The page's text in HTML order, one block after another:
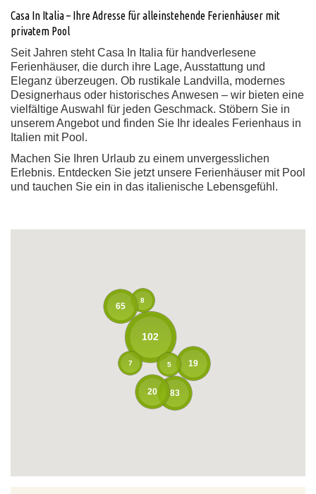
Casa In Italia – Ihre Adresse für alleinstehende Ferienhäuser mit
privatem Pool
Seit Jahren steht Casa In Italia für handverlesene
Ferienhäuser, die durch ihre Lage, Ausstattung und
Eleganz überzeugen. Ob rustikale Landvilla, modernes
Designerhaus oder historisches Anwesen – wir bieten eine
vielfältige Auswahl für jeden Geschmack. Stöbern Sie in
unserem Angebot und finden Sie Ihr ideales Ferienhaus in
Italien mit Pool.
Machen Sie Ihren Urlaub zu einem unvergesslichen
Erlebnis. Entdecken Sie jetzt unsere Ferienhäuser mit Pool
und tauchen Sie ein in das italienische Lebensgefühl.
102
83
8
65
20
19
5
7